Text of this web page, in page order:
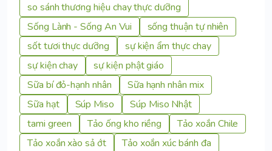
so sánh thương hiệu chay thực dưỡng
Sống Lành - Sống An Vui
sống thuận tự nhiên
sốt tươi thực dưỡng
sự kiện ẩm thực chay
sự kiện chay
sự kiện phật giáo
Sữa bí đỏ-hạnh nhân
Sữa hạnh nhân mix
Sữa hạt
Súp Miso
Súp Miso Nhật
tami green
Tảo ống kho riềng
Tảo xoắn Chile
Tảo xoắn xào sả ớt
Tảo xoắn xúc bánh đa